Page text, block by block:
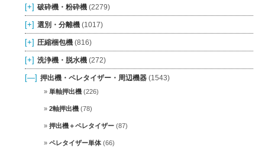
[+] 破砕機・粉砕機 (2279)
[+] 選別・分離機 (1017)
[+] 圧縮梱包機 (816)
[+] 洗浄機・脱水機 (272)
[—] 押出機・ペレタイザー・周辺機器 (1543)
単軸押出機 (226)
2軸押出機 (78)
押出機＋ペレタイザー (87)
ペレタイザー単体 (66)